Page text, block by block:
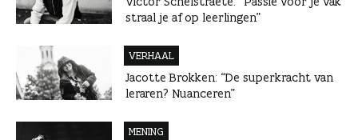
straal je af op leerlingen”
VERHAAL
Jacotte Brokken: “De superkracht van
leraren? Nuanceren”
MENING